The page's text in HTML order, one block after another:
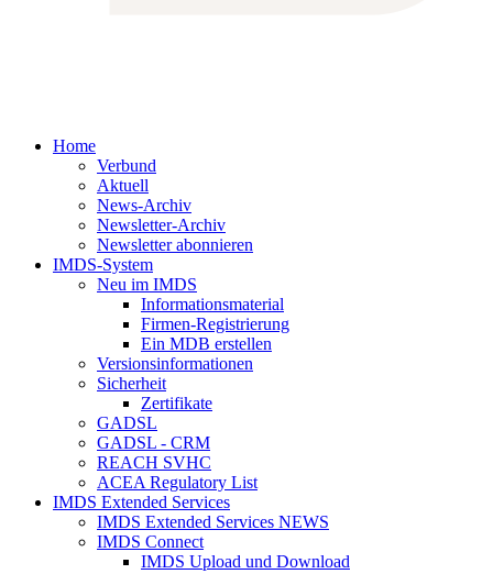
Home
Verbund
Aktuell
News-Archiv
Newsletter-Archiv
Newsletter abonnieren
IMDS-System
Neu im IMDS
Informationsmaterial
Firmen-Registrierung
Ein MDB erstellen
Versionsinformationen
Sicherheit
Zertifikate
GADSL
GADSL - CRM
REACH SVHC
ACEA Regulatory List
IMDS Extended Services
IMDS Extended Services NEWS
IMDS Connect
IMDS Upload und Download